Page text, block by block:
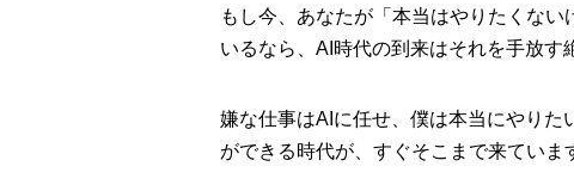
もし今、あなたが「本当はやりたくな
いるなら、AI時代の到来はそれを手放す
嫌な仕事はAIに任せ、僕は本当にやり
ができる時代が、すぐそこまで来ていま